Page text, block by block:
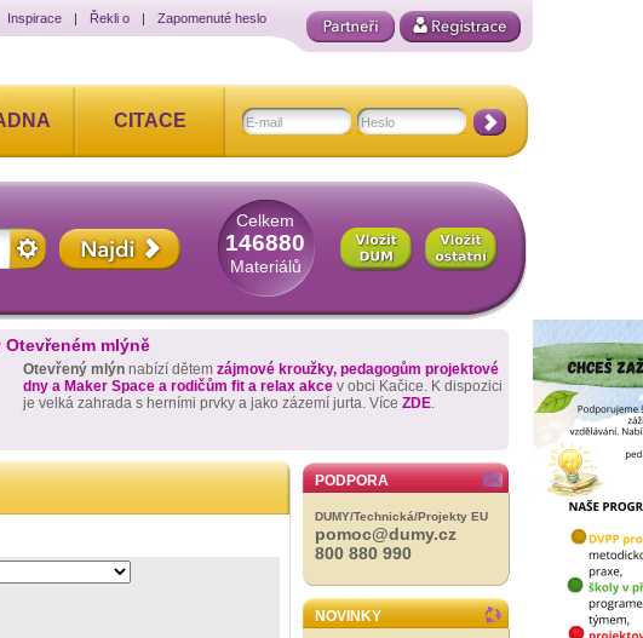
Inspirace | Řekli o | Zapomenuté heslo
CITACE
Celkem
146880
Materiálů
Otevřeném mlýně
Otevřený mlýn nabízí dětem zájmové kroužky, pedagogům projektové
dny a Maker Space a rodičům fit a relax akce v obci Kačice. K dispozici
je velká zahrada s herními prvky a jako zázemí jurta. Více ZDE.
PODPORA
DUMY/Technická/Projekty EU
pomoc@dumy.cz
800 880 990
NOVINKY